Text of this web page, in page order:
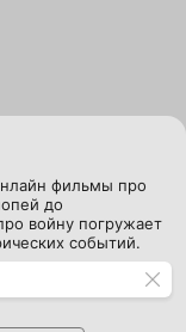
фильмы про
до
войну погружает
событий.